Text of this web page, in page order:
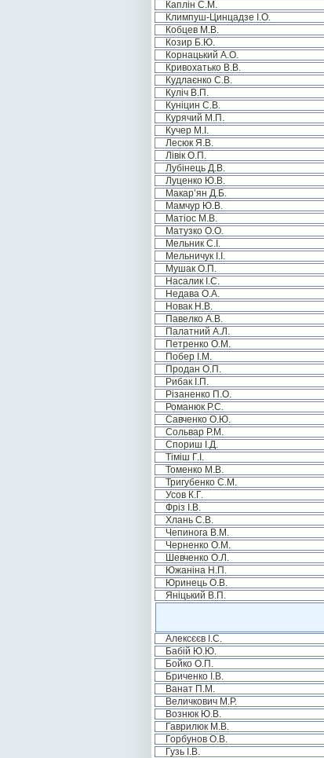
Каплін С.М.
Климпуш-Цинцадзе І.О.
Кобцев М.В.
Козир Б.Ю.
Корнацький А.О.
Кривохатько В.В.
Кудлаєнко С.В.
Куліч В.П.
Куніцин С.В.
Курячий М.П.
Кучер М.І.
Лесюк Я.В.
Лівік О.П.
Лубінець Д.В.
Луценко Ю.В.
Макар’ян Д.Б.
Мамчур Ю.В.
Матіос М.В.
Матузко О.О.
Мельник С.І.
Мельничук І.І.
Мушак О.П.
Насалик І.С.
Недава О.А.
Новак Н.В.
Павелко А.В.
Палатний А.Л.
Петренко О.М.
Побер І.М.
Продан О.П.
Рибак І.П.
Різаненко П.О.
Романюк Р.С.
Савченко О.Ю.
Сольвар Р.М.
Спориш І.Д.
Тіміш Г.І.
Томенко М.В.
Тригубенко С.М.
Усов К.Г.
Фріз І.В.
Хлань С.В.
Чепинога В.М.
Черненко О.М.
Шевченко О.Л.
Южаніна Н.П.
Юринець О.В.
Яніцький В.П.
Алексєєв І.С.
Бабій Ю.Ю.
Бойко О.П.
Бриченко І.В.
Ванат П.М.
Величкович М.Р.
Вознюк Ю.В.
Гаврилюк М.В.
Горбунов О.В.
Гузь І.В.